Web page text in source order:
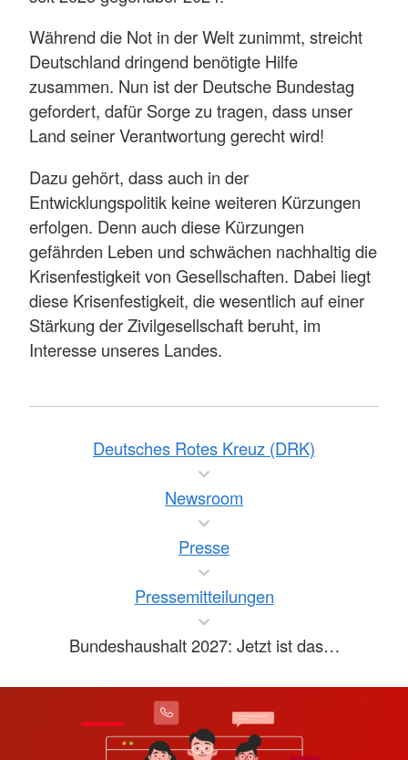
Während die Not in der Welt zunimmt, streicht
Deutschland dringend benötigte Hilfe
zusammen. Nun ist der Deutsche Bundestag
gefordert, dafür Sorge zu tragen, dass unser
Land seiner Verantwortung gerecht wird!
Dazu gehört, dass auch in der
Entwicklungspolitik keine weiteren Kürzungen
erfolgen. Denn auch diese Kürzungen
gefährden Leben und schwächen nachhaltig die
Krisenfestigkeit von Gesellschaften. Dabei liegt
diese Krisenfestigkeit, die wesentlich auf einer
Stärkung der Zivilgesellschaft beruht, im
Interesse unseres Landes.
Deutsches Rotes Kreuz (DRK)
Newsroom
Presse
Pressemitteilungen
Bundeshaushalt 2027: Jetzt ist das…